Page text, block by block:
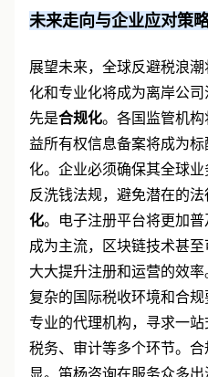
展望未来，全球反避税浪
化和专业化将成为离岸公
先是合规化。各国监管机
益所有权信息备案将成为
化。企业必须确保其全球
反洗钱法规，避免潜在的
化。电子注册平台将更加
成为主流，区块链技术甚
大大提升注册和运营的效
复杂的国际税收环境和合规
专业的代理机构，寻求一
税务、审计等多个环节。